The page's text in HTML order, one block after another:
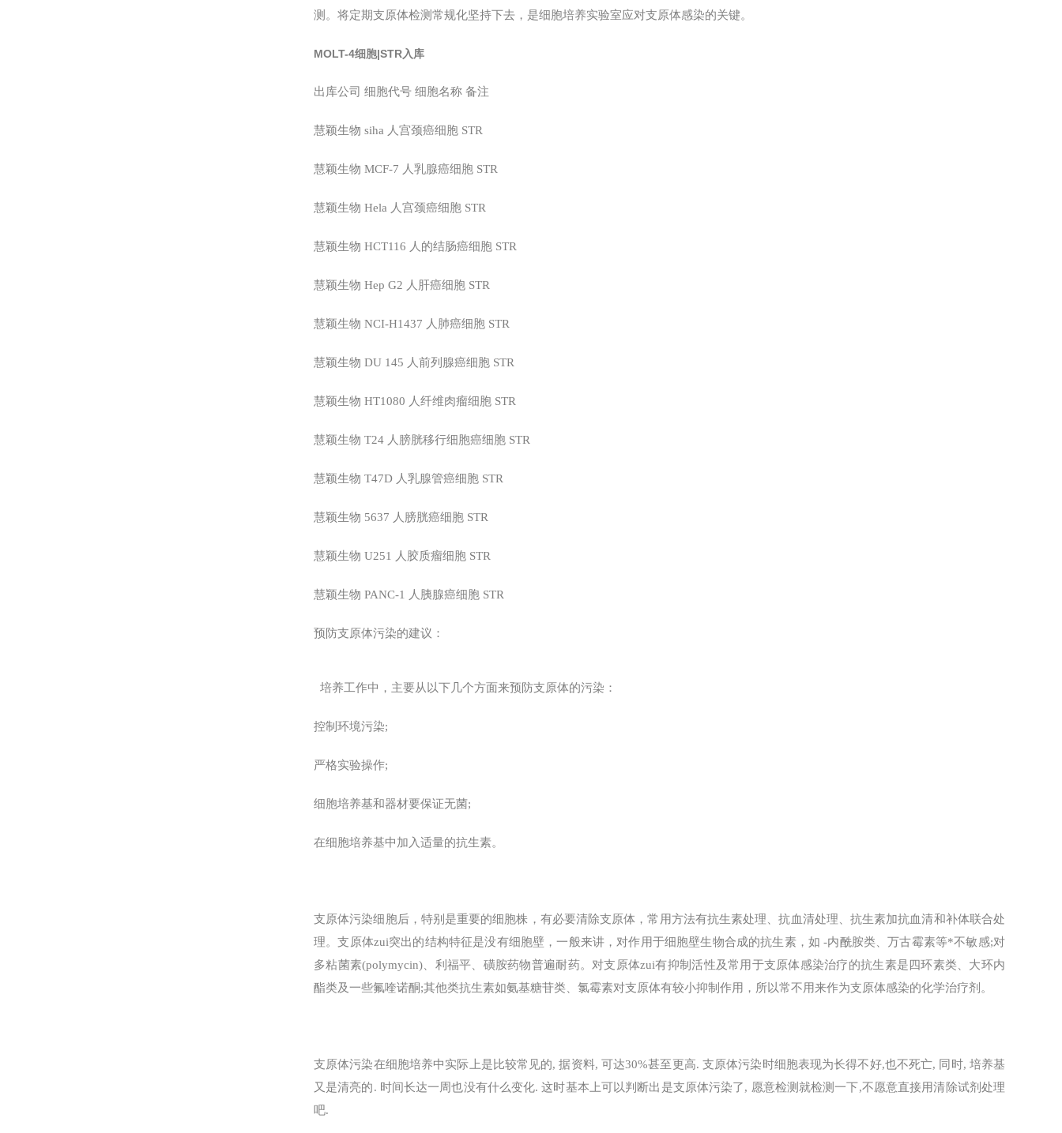
测。将定期支原体检测常规化坚持下去，是细胞培养实验室应对支原体感染的关键。
MOLT-4细胞|STR入库
出库公司 细胞代号 细胞名称 备注
慧颖生物 siha 人宫颈癌细胞 STR
慧颖生物 MCF-7 人乳腺癌细胞 STR
慧颖生物 Hela 人宫颈癌细胞 STR
慧颖生物 HCT116 人的结肠癌细胞 STR
慧颖生物 Hep G2 人肝癌细胞 STR
慧颖生物 NCI-H1437 人肺癌细胞 STR
慧颖生物 DU 145 人前列腺癌细胞 STR
慧颖生物 HT1080 人纤维肉瘤细胞 STR
慧颖生物 T24 人膀胱移行细胞癌细胞 STR
慧颖生物 T47D 人乳腺管癌细胞 STR
慧颖生物 5637 人膀胱癌细胞 STR
慧颖生物 U251 人胶质瘤细胞 STR
慧颖生物 PANC-1 人胰腺癌细胞 STR
预防支原体污染的建议：
培养工作中，主要从以下几个方面来预防支原体的污染：
控制环境污染;
严格实验操作;
细胞培养基和器材要保证无菌;
在细胞培养基中加入适量的抗生素。
支原体污染细胞后，特别是重要的细胞株，有必要清除支原体，常用方法有抗生素处理、抗血清处理、抗生素加抗血清和补体联合处
理。支原体zui突出的结构特征是没有细胞壁，一般来讲，对作用于细胞壁生物合成的抗生素，如 -内酰胺类、万古霉素等*不敏感;对
多粘菌素(polymycin)、利福平、磺胺药物普遍耐药。对支原体zui有抑制活性及常用于支原体感染治疗的抗生素是四环素类、大环内
酯类及一些氟喹诺酮;其他类抗生素如氨基糖苷类、氯霉素对支原体有较小抑制作用，所以常不用来作为支原体感染的化学治疗剂。
支原体污染在细胞培养中实际上是比较常见的, 据资料, 可达30%甚至更高. 支原体污染时细胞表现为长得不好,也不死亡, 同时, 培养基
又是清亮的. 时间长达一周也没有什么变化. 这时基本上可以判断出是支原体污染了, 愿意检测就检测一下,不愿意直接用清除试剂处理
吧.